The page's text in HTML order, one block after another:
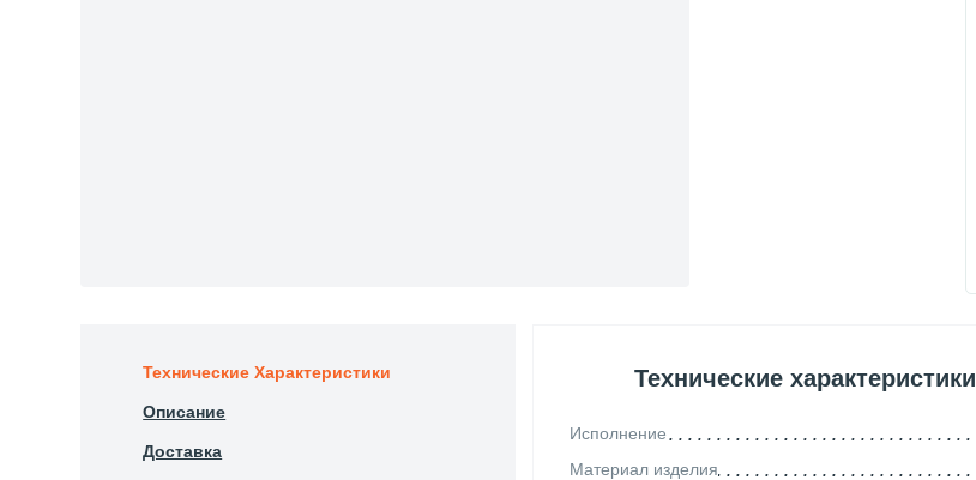
Технические Характеристики Технические характеристики
Исполнение
Материал изделия
Описание
Доставка